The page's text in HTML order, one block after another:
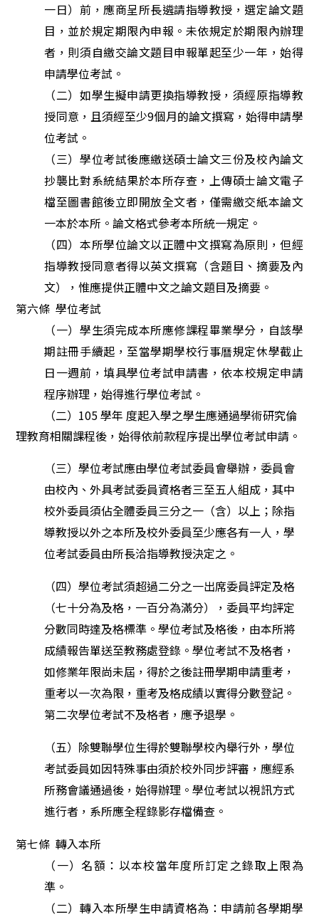
一日）前，應商呈所長遴請指導教授，選定論文題
目，並於規定期限內申報。未依規定於期限內辦理
者，則須自繳交論文題目申報單起至少一年，始得
申請學位考試。
（二）如學生擬申請更換指導教授，須經原指導教
授同意，且須經至少9個月的論文撰寫，始得申請學
位考試。
（三）學位考試後應繳送碩士論文三份及校內論文
抄襲比對系統結果於本所存查，上傳碩士論文電子
檔至圖書館後立即開放全文者，僅需繳交紙本論文
一本於本所。論文格式參考本所統一規定。
（四）本所學位論文以正體中文撰寫為原則，但經
指導教授同意者得以英文撰寫（含題目、摘要及內
文），惟應提供正體中文之論文題目及摘要。
第六條 學位考試
（一）學生須完成本所應修課程畢業學分， 自該學
期註冊手續起，至當學期學校行事曆規定休學截止
日一週前 ， 填具學位考試申請書，依本校規定申請
程序辦理，始得進行學位考試。
（二）105 學年 度起入學之學生應通過學術研究倫
理教育相關課程後，始得依前款程序提出學位考試申請。
（三）學位考試應由學位考試委員會舉辦，委員會
由校內、外具考試委員資格者三至五人組成，其中
校外委員須佔全體委員三分之一（含）以上；除指
導教授以外之本所及校外委員至少應各有一人，學
位考試委員由所長洽指導教授決定之。
（四）學位考試須超過二分之一出席委員評定及格
（七十分為及格，一百分為滿分），委員平均評定
分數同時達及格標準。學位考試及格後，由本所將
成績報告單送至教務處登錄。學位考試不及格者，
如修業年限尚未屆，得於之後註冊學期申請重考，
重考以一次為限，重考及格成績以實得分數登記 。
第二次學位考試不及格者，應予退學。
（五）除雙聯學位生得於雙聯學校內舉行外 ，學位
考試委員如因特殊事由須於校外同步評審 ，應經系
所務會議通過後 ，始得辦理 。學位考試以視訊方式
進行者， 系所應全程錄影存檔備查。
第七條 轉入本所
（一）名額：以本校當年度所訂定之錄取上限為
準。
（二）轉入本所學生申請資格為：申請前各學期學